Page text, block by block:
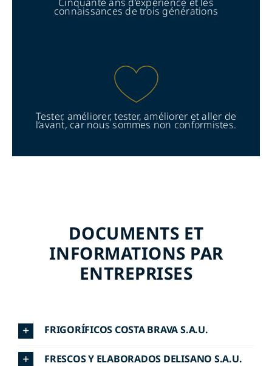
Cinquante ans d’expérience et les
connaissances de trois générations
Tester, améliorer, tester, améliorer et aller de
l’avant, car nous sommes non conformistes.
DOCUMENTS ET
INFORMATIONS PAR
ENTREPRISES
FRIGORÍFICOS COSTA BRAVA S.A.U.
FRESCOS Y ELABORADOS DELISANO S.A.U.